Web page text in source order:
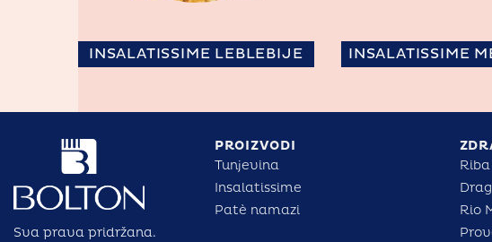
INSALATISSIME LEBLEBIJE INSALATISSIME
Sva prava pridržana.
PROIZVODI
Tunjevina
Insalatissime
Patè namazi
Rio